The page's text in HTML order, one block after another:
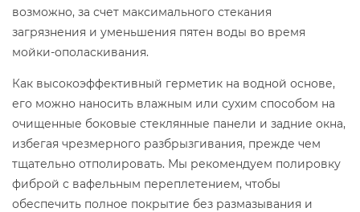
возможно, за счет максимального стекания
загрязнения и уменьшения пятен воды во время
мойки-ополаскивания.
Как высокоэффективный герметик на водной основе,
его можно наносить влажным или сухим способом на
очищенные боковые стеклянные панели и задние окна,
избегая чрезмерного разбрызгивания, прежде чем
тщательно отполировать. Мы рекомендуем полировку
фиброй с вафельным переплетением, чтобы
обеспечить полное покрытие без размазывания и